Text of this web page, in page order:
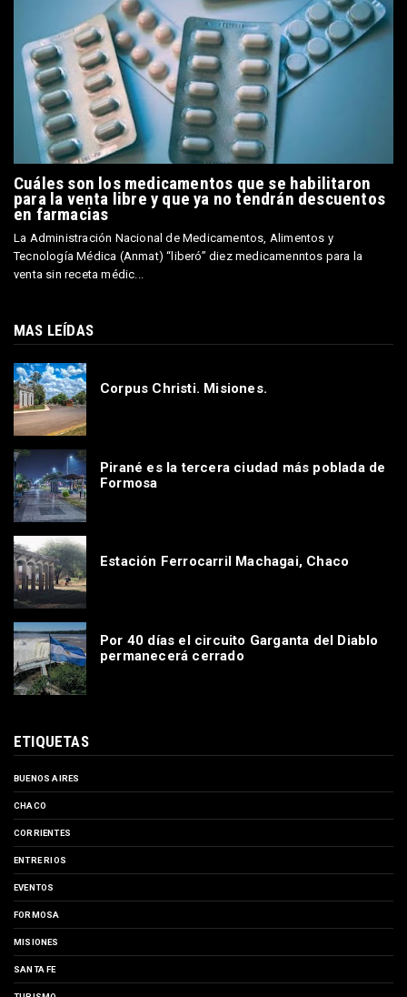
Cuáles son los medicamentos que se habilitaron
para la venta libre y que ya no tendrán descuentos
en farmacias
La Administración Nacional de Medicamentos, Alimentos y
Tecnología Médica (Anmat) “liberó” diez medicamenntos para la
venta sin receta médic...
MAS LEÍDAS
Corpus Christi. Misiones.
Pirané es la tercera ciudad más poblada de
Formosa
Estación Ferrocarril Machagai, Chaco
Por 40 días el circuito Garganta del Diablo
permanecerá cerrado
ETIQUETAS
BUENOS AIRES
CHACO
CORRIENTES
ENTRE RIOS
EVENTOS
FORMOSA
MISIONES
SANTA FE